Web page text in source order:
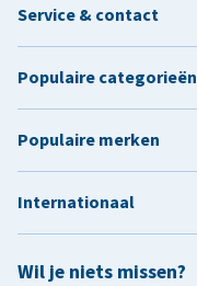
Wil je niets missen?
Service & contact
Populaire categorieën
Populaire merken
Internationaal